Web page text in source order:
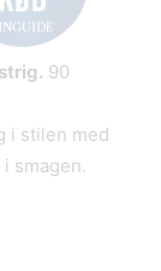
90
i stilen med
smagen.